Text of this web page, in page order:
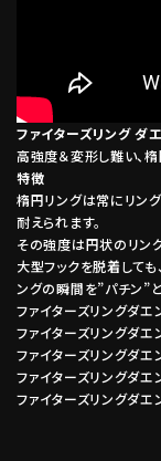
ファイターズリング ダ
高強度＆変形し難い、
特徴
楕円リングは常にリン
耐えられます。
その強度は円状のリング
大型フックを脱着して
ングの瞬間を”パチン”と
ファイターズリングダ
ファイターズリングダ
ファイターズリングダ
ファイターズリングダ
ファイターズリングダ